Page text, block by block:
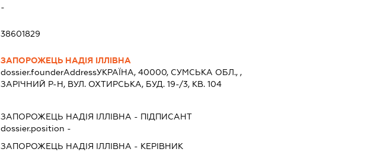
-
38601829
ЗАПОРОЖЕЦЬ НАДІЯ ІЛЛІВНА
dossier.founderAddressУКРАЇНА, 40000, СУМСЬКА ОБЛ., ,
ЗАРІЧНИЙ Р-Н, ВУЛ. ОХТИРСЬКА, БУД. 19-/3, КВ. 104
ЗАПОРОЖЕЦЬ НАДІЯ ІЛЛІВНА - ПІДПИСАНТ
dossier.position -
ЗАПОРОЖЕЦЬ НАДІЯ ІЛЛІВНА - КЕРІВНИК